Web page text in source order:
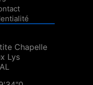
Chapelle
Lys